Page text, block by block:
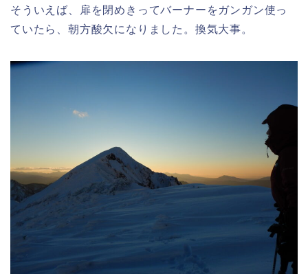
そういえば、扉を閉めきってバーナーをガンガン使っ
ていたら、朝方酸欠になりました。換気大事。